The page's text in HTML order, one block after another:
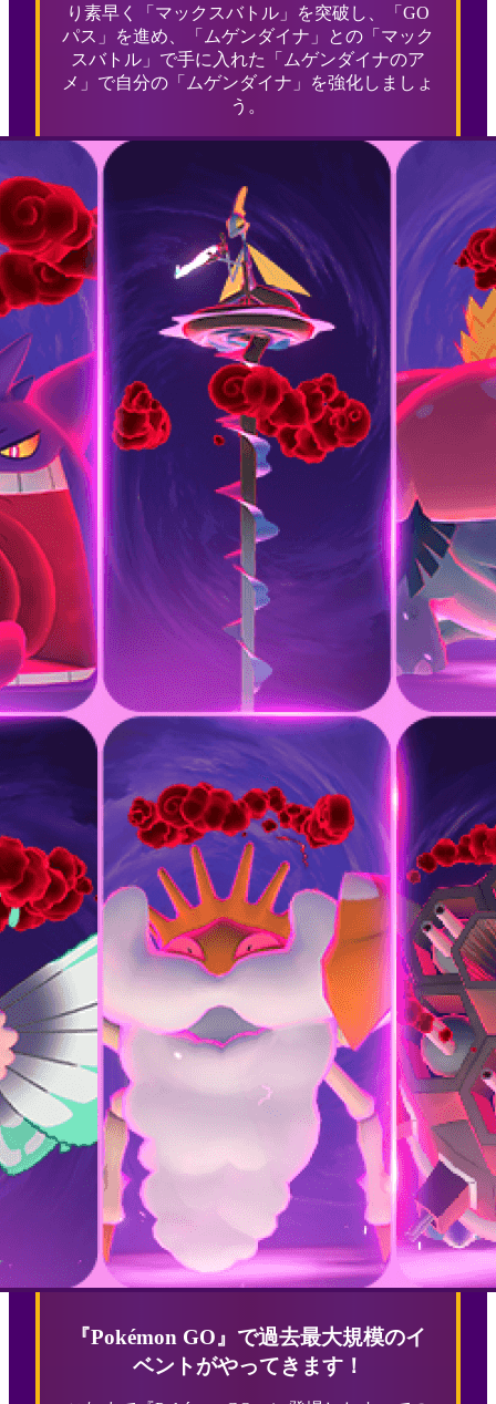
り素早く「マックスバトル」を突破し、「GO
パス」を進め、「ムゲンダイナ」との「マック
スバトル」で手に入れた「ムゲンダイナのア
メ」で自分の「ムゲンダイナ」を強化しましょ
う。
『Pokémon GO』で過去最大規模のイ
ベントがやってきます！